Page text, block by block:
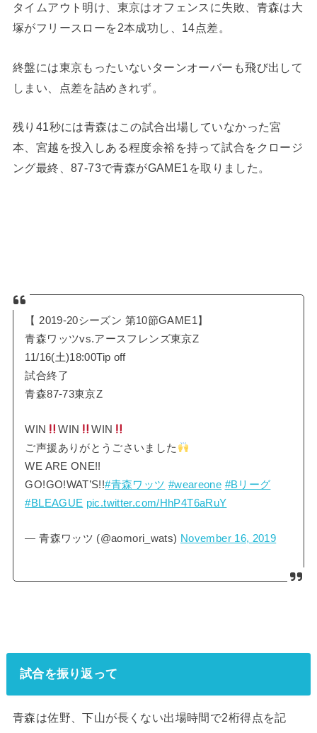
タイムアウト明け、東京はオフェンスに失敗、青森は大
塚がフリースローを2本成功し、14点差。
終盤には東京もったいないターンオーバーも飛び出して
しまい、点差を詰めきれず。
残り41秒には青森はこの試合出場していなかった宮
本、宮越を投入しある程度余裕を持って試合をクロージ
ング最終、87-73で青森がGAME1を取りました。
【 2019-20シーズン 第10節GAME1】
青森ワッツvs.アースフレンズ東京Z
11/16(土)18:00Tip off
試合終了
青森87-73東京Z
WIN WIN
WIN
ご声援ありがとうごさいました
WE ARE ONE!!
GO!GO!WAT’S!!#青森ワッツ #weareone #Bリーグ
#BLEAGUE pic.twitter.com/HhP4T6aRuY
— 青森ワッツ (@aomori_wats) November 16, 2019
試合を振り返って
青森は佐野、下山が長くない出場時間で2桁得点を記